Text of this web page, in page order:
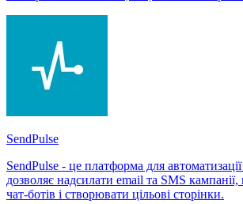
SendPulse
SendPulse - це платформа для
дозволяє надсилати email та SMS
чат-ботів і створювати цільові сторінки.